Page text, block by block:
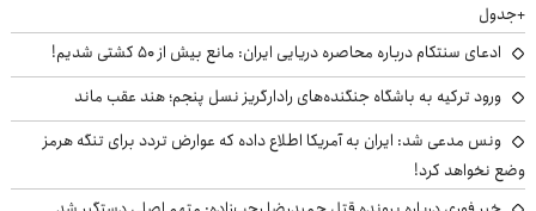
+جدول
ادعای سنتکام درباره محاصره دریایی ایران: مانع بیش از ۵۰ کشتی شدیم!
ورود ترکیه به باشگاه جنگنده‌های رادارگریز نسل پنجم؛ هند عقب ماند
ونس مدعی شد: ایران به آمریکا اطلاع داده که عوارض تردد برای تنگه هرمز
وضع نخواهد کرد!